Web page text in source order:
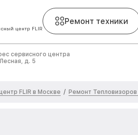
центр FLIR
Ремонт техники
сервисного центра
д. 5
FLIR в Москве / Ремонт Тепловизоров